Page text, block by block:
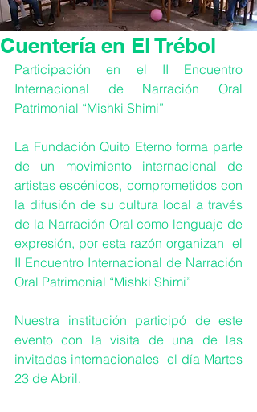
Cuentería en El Trébol
Participación en el II Encuentro
Internacional de Narración Oral
Patrimonial “Mishki Shimi”
La Fundación Quito Eterno forma parte
de un movimiento internacional de
artistas escénicos, comprometidos con
la difusión de su cultura local a través
de la Narración Oral como lenguaje de
expresión, por esta razón organizan  el
II Encuentro Internacional de Narración
Oral Patrimonial “Mishki Shimi”
Nuestra institución participó de este
evento con la visita de una de las
invitadas internacionales  el día Martes
23 de Abril.